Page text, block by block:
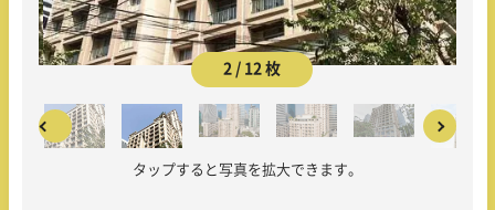
2 / 12 枚
タップすると写真を拡大できます。